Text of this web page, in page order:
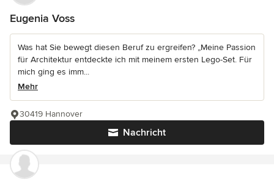
Eugenia Voss
Was hat Sie bewegt diesen Beruf zu ergreifen? „Meine Passion
für Architektur entdeckte ich mit meinem ersten Lego-Set. Für
mich ging es imm...
Mehr
Nachricht
30419 Hannover